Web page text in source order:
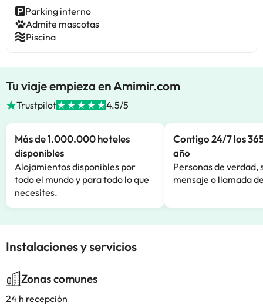
Parking interno
Admite mascotas
Piscina
Tu viaje empieza en Amimir.com
Trustpilot 4.5/5
Más de 1.000.000 hoteles
disponibles
Alojamientos disponibles por
todo el mundo y para todo lo que
necesites.
Contigo 24/7 los
año
Personas de verdad,
mensaje o llamada
Instalaciones y servicios
Zonas comunes
24 h recepción